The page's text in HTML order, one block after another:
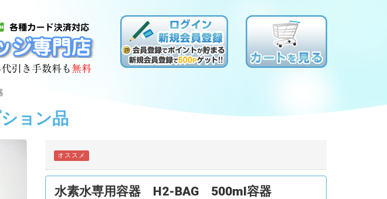
ョン品
オススメ
水素水専用容器 H2-BAG 500ml容器